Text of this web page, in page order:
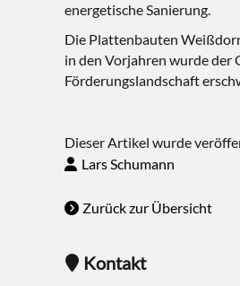
energetische Sanierung.
Die Plattenbauten
in den Vorjahren wurde der
Förderungslandschaft
Dieser Artikel wurde
Lars Schumann
Zurück zur Übersicht
Kontakt